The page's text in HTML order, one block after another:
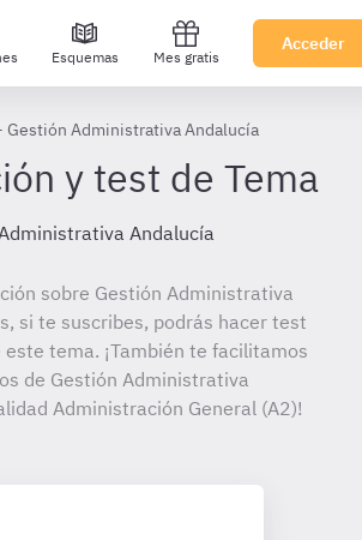
Esquemas Mes gratis
Acceder
Gestión Administrativa Andalucía
y test de Tema
Andalucía
sobre Gestión Administrativa
si te suscribes, podrás hacer test
tema. ¡También te facilitamos
de Gestión Administrativa
Administración General (A2)!